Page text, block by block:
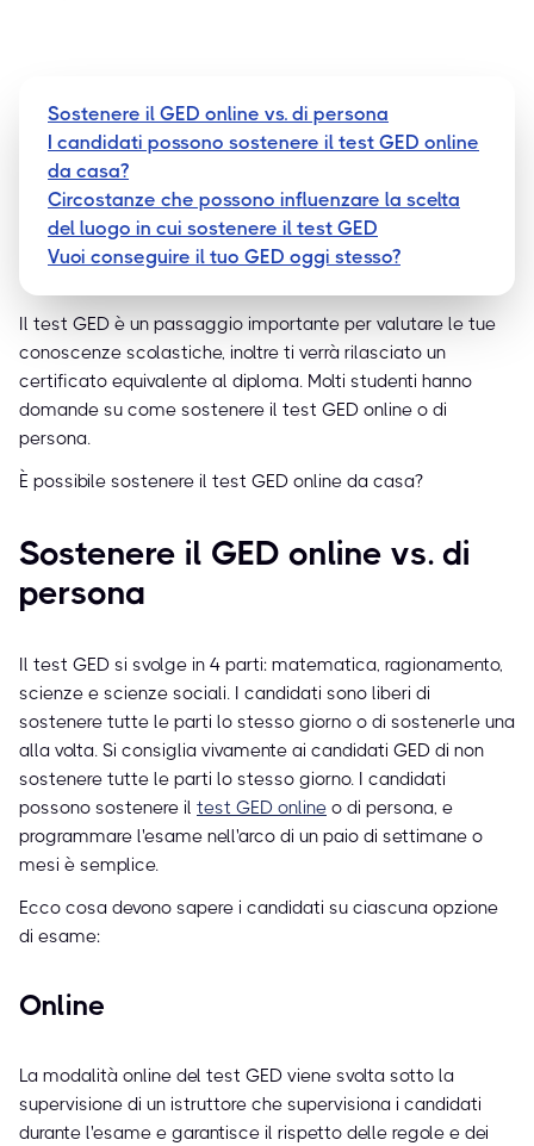
Sostenere il GED online vs. di persona
I candidati possono sostenere il test GED online
da casa?
Circostanze che possono influenzare la scelta
del luogo in cui sostenere il test GED
Vuoi conseguire il tuo GED oggi stesso?
Il test GED è un passaggio importante per valutare le tue
conoscenze scolastiche, inoltre ti verrà rilasciato un
certificato equivalente al diploma. Molti studenti hanno
domande su come sostenere il test GED online o di
persona.
È possibile sostenere il test GED online da casa?
Sostenere il GED online vs. di
persona
Il test GED si svolge in 4 parti: matematica, ragionamento,
scienze e scienze sociali. I candidati sono liberi di
sostenere tutte le parti lo stesso giorno o di sostenerle una
alla volta. Si consiglia vivamente ai candidati GED di non
sostenere tutte le parti lo stesso giorno. I candidati
possono sostenere il test GED online o di persona, e
programmare l'esame nell'arco di un paio di settimane o
mesi è semplice.
Ecco cosa devono sapere i candidati su ciascuna opzione
di esame:
Online
La modalità online del test GED viene svolta sotto la
supervisione di un istruttore che supervisiona i candidati
durante l'esame e garantisce il rispetto delle regole e dei